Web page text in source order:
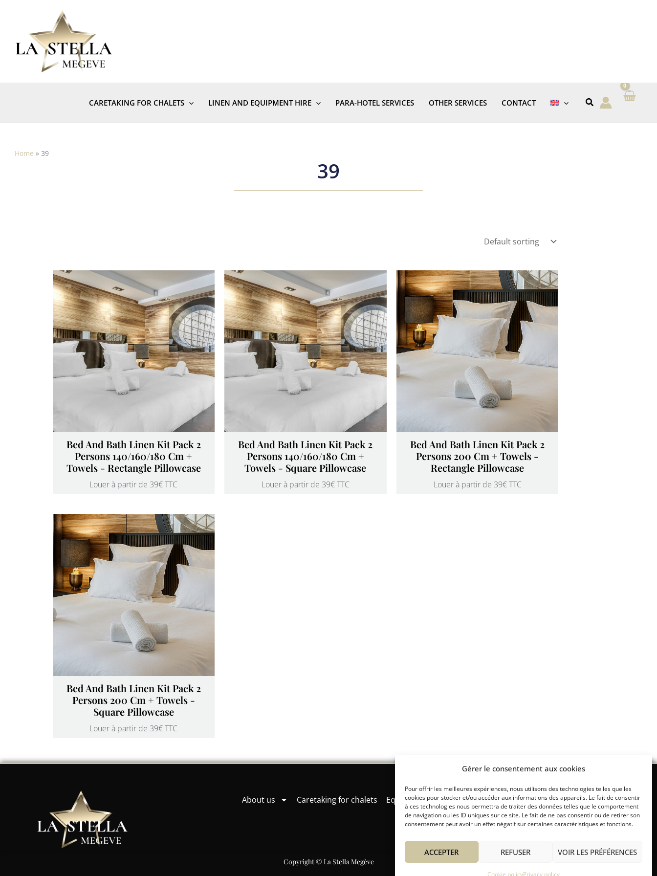
Gérer le consentement aux cookies
Pour offrir les meilleures expériences, nous utilisons des technologies telles que les
cookies pour stocker et/ou accéder aux informations des appareils. Le fait de consentir
à ces technologies nous permettra de traiter des données telles que le comportement
de navigation ou les ID uniques sur ce site. Le fait de ne pas consentir ou de retirer son
consentement peut avoir un effet négatif sur certaines caractéristiques et fonctions.
ACCEPTER REFUSER VOIR LES PRÉFÉRENCES
Cookie policyPrivacy policy
CARETAKING FOR CHALETS LINEN AND EQUIPMENT HIRE PARA-HOTEL SERVICES OTHER SERVICES CONTACT
Home » 39
39
Bed And Bath Linen Kit Pack 2
Persons 140/160/180 Cm +
Towels - Rectangle Pillowcase
Louer à partir de 39€ TTC
Bed And Bath Linen Kit Pack 2
Persons 140/160/180 Cm +
Towels - Square Pillowcase
Louer à partir de 39€ TTC
Bed And Bath Linen Kit Pack 2
Persons 200 Cm + Towels -
Rectangle Pillowcase
Louer à partir de 39€ TTC
Bed And Bath Linen Kit Pack 2
Persons 200 Cm + Towels -
Square Pillowcase
Louer à partir de 39€ TTC
About us Caretaking for chalets Equipment hire Concierge service Other Services
Copyright © La Stella Megève